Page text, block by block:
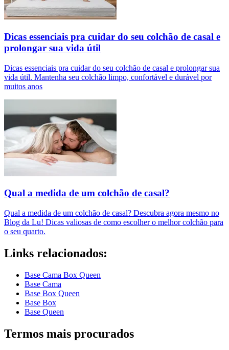
Dicas essenciais pra cuidar do seu colchão de casal e
prolongar sua vida útil
Dicas essenciais pra cuidar do seu colchão de casal e prolongar sua
vida útil. Mantenha seu colchão limpo, confortável e durável por
muitos anos
Qual a medida de um colchão de casal?
Qual a medida de um colchão de casal? Descubra agora mesmo no
Blog da Lu! Dicas valiosas de como escolher o melhor colchão para
o seu quarto.
Links relacionados:
Base Cama Box Queen
Base Cama
Base Box Queen
Base Box
Base Queen
Termos mais procurados